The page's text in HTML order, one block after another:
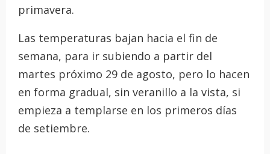
primavera.
Las temperaturas bajan hacia el fin de
semana, para ir subiendo a partir del
martes próximo 29 de agosto, pero lo hacen
en forma gradual, sin veranillo a la vista, si
empieza a templarse en los primeros días
de setiembre.